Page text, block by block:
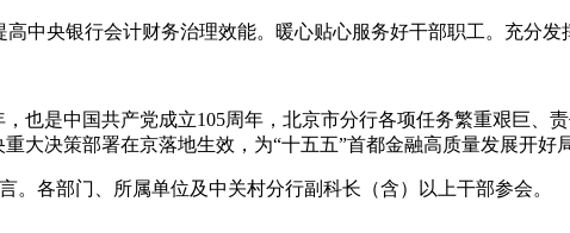
中央银行会计财务治理效能。暖心贴心服务好干部职工。充分
，也是中国共产党成立105周年，北京市分行各项任务繁重艰巨
大决策部署在京落地生效，为“十五五”首都金融高质量发展开好
。各部门、所属单位及中关村分行副科长（含）以上干部参会。